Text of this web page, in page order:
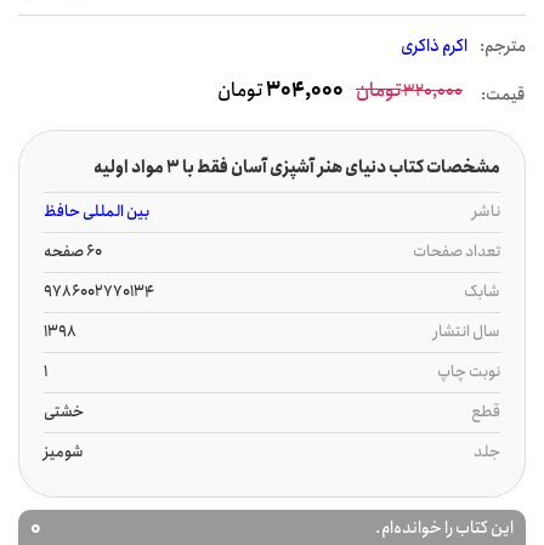
مترجم: اکرم ذاکری
قیمت: 320,000تومان 304,000تومان
مشخصات کتاب دنیای هنر آشپزی آسان فقط با 3 مواد اولیه
ناشر
بین المللی حافظ
تعداد صفحات
60 صفحه
شابک
9786002770134
سال انتشار
1398
نوبت چاپ
1
قطع
خشتی
جلد
شومیز
این کتاب را خوانده‌ام. 0